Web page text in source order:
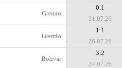
Gremio
0:1
31.07.26
Gremio
1:1
26.07.26
Bolivar
3:2
24.07.26